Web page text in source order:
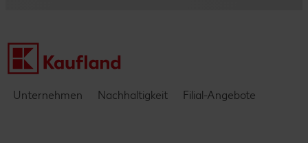
Unternehmen Nachhaltigkeit Filial-Angebote